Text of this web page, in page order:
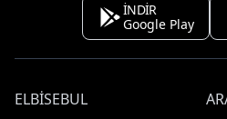
İNDİR
Google Play
ELBISEBUL